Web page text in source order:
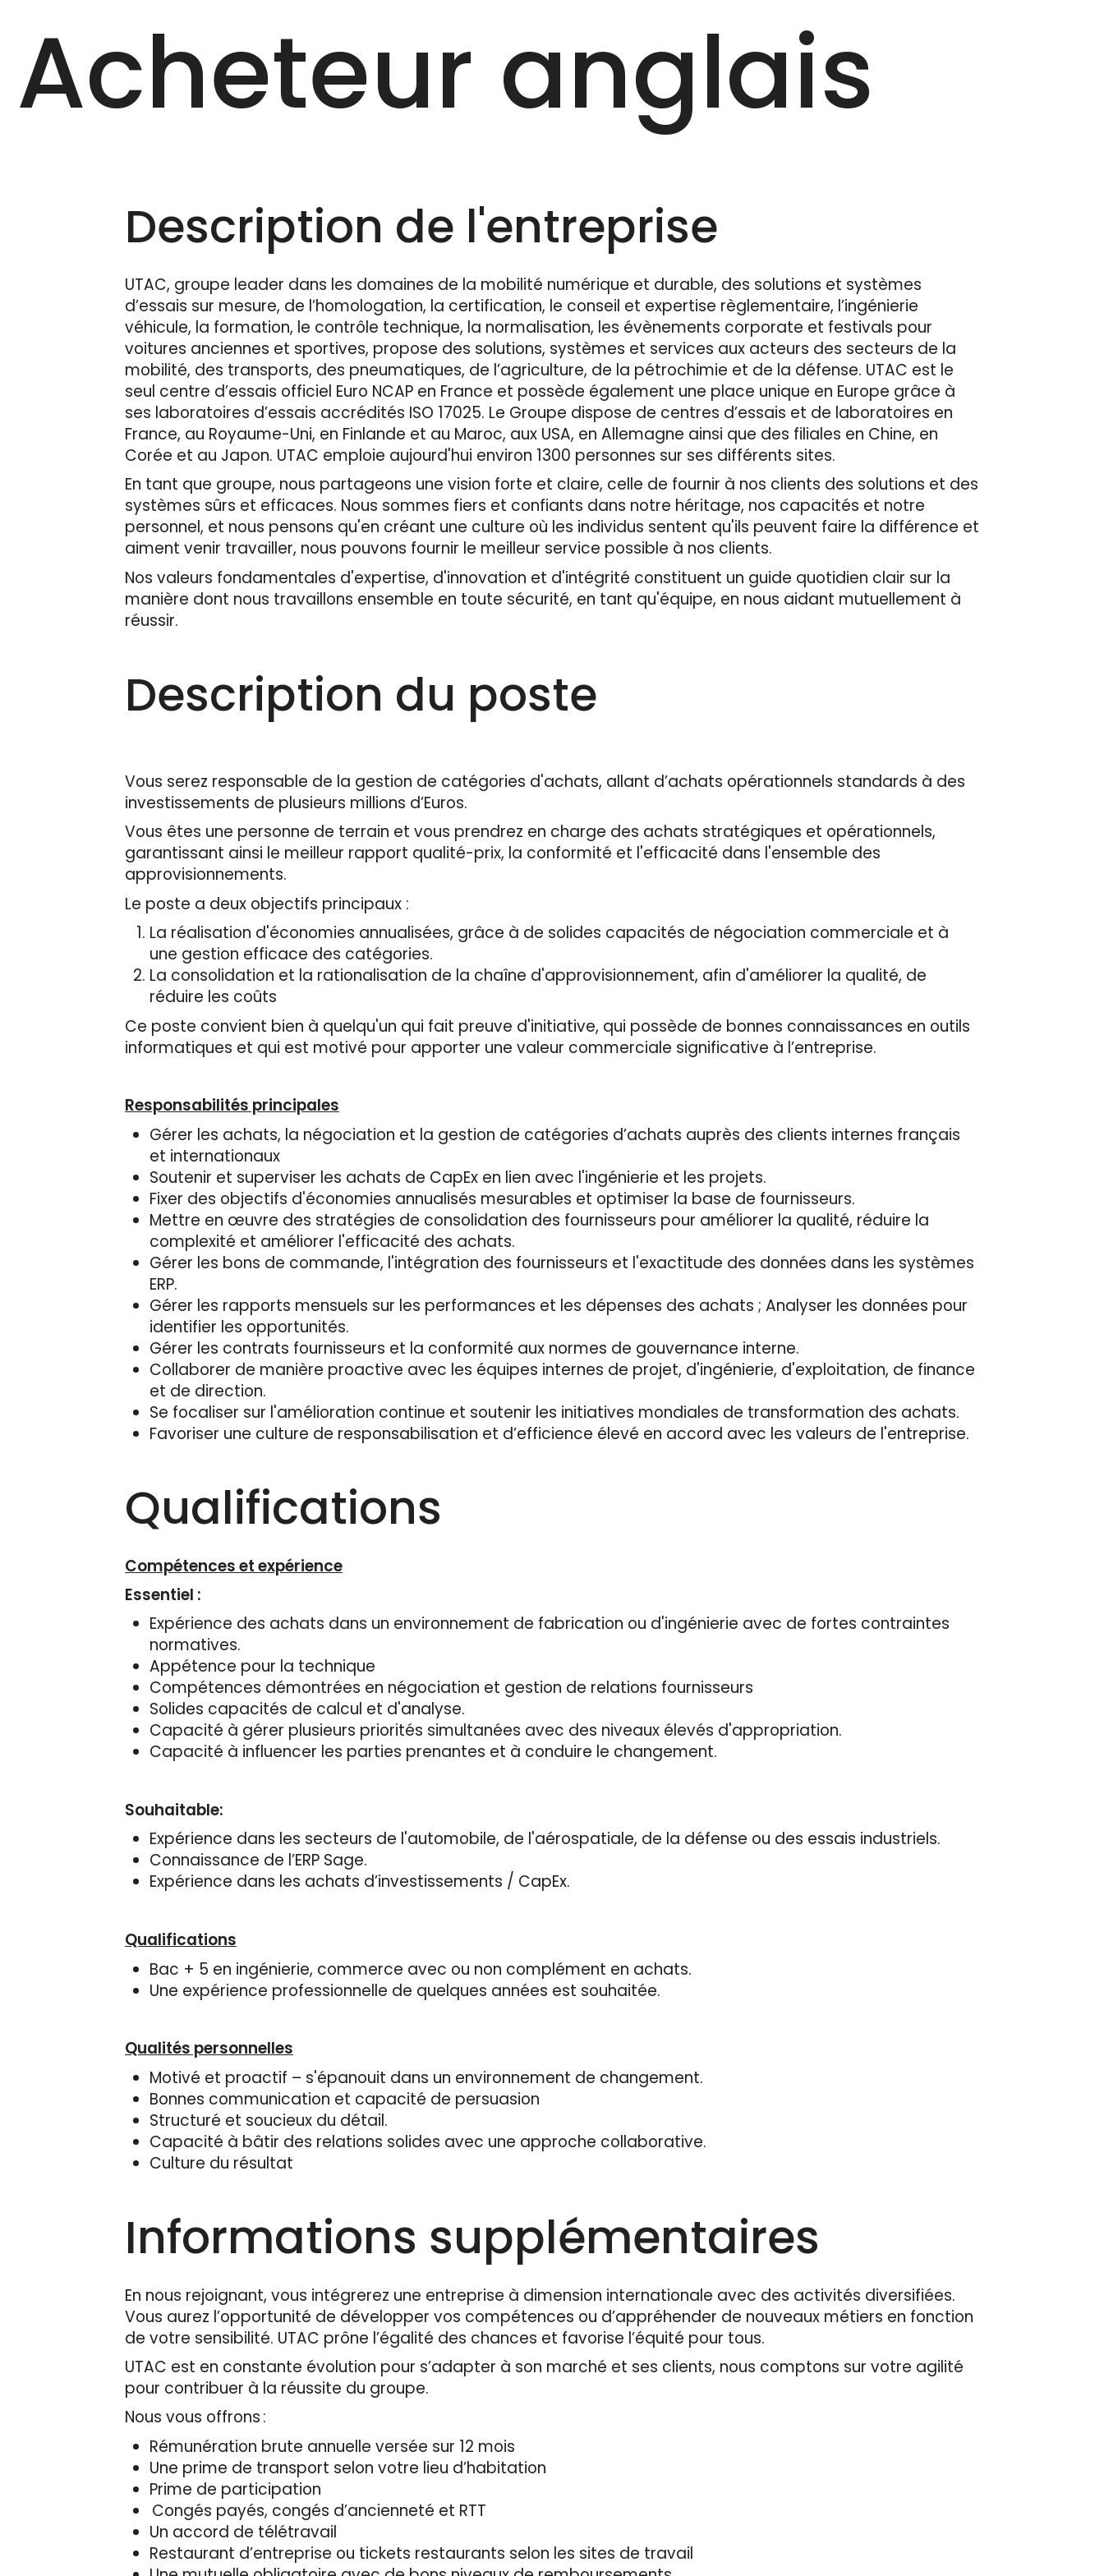
Acheteur anglais
Description de l'entreprise
UTAC, groupe leader dans les domaines de la mobilité numérique et durable, des solutions et systèmes
d’essais sur mesure, de l’homologation, la certification, le conseil et expertise règlementaire, l’ingénierie
véhicule, la formation, le contrôle technique, la normalisation, les évènements corporate et festivals pour
voitures anciennes et sportives, propose des solutions, systèmes et services aux acteurs des secteurs de la
mobilité, des transports, des pneumatiques, de l’agriculture, de la pétrochimie et de la défense. UTAC est le
seul centre d’essais officiel Euro NCAP en France et possède également une place unique en Europe grâce à
ses laboratoires d’essais accrédités ISO 17025. Le Groupe dispose de centres d’essais et de laboratoires en
France, au Royaume-Uni, en Finlande et au Maroc, aux USA, en Allemagne ainsi que des filiales en Chine, en
Corée et au Japon. UTAC emploie aujourd'hui environ 1300 personnes sur ses différents sites.
En tant que groupe, nous partageons une vision forte et claire, celle de fournir à nos clients des solutions et des
systèmes sûrs et efficaces. Nous sommes fiers et confiants dans notre héritage, nos capacités et notre
personnel, et nous pensons qu'en créant une culture où les individus sentent qu'ils peuvent faire la différence et
aiment venir travailler, nous pouvons fournir le meilleur service possible à nos clients.
Nos valeurs fondamentales d'expertise, d'innovation et d'intégrité constituent un guide quotidien clair sur la
manière dont nous travaillons ensemble en toute sécurité, en tant qu'équipe, en nous aidant mutuellement à
réussir.
Description du poste
Vous serez responsable de la gestion de catégories d'achats, allant d’achats opérationnels standards à des
investissements de plusieurs millions d’Euros.
Vous êtes une personne de terrain et vous prendrez en charge des achats stratégiques et opérationnels,
garantissant ainsi le meilleur rapport qualité-prix, la conformité et l'efficacité dans l'ensemble des
approvisionnements.
Le poste a deux objectifs principaux :
La réalisation d'économies annualisées, grâce à de solides capacités de négociation commerciale et à
une gestion efficace des catégories.
La consolidation et la rationalisation de la chaîne d'approvisionnement, afin d'améliorer la qualité, de
réduire les coûts
Ce poste convient bien à quelqu'un qui fait preuve d'initiative, qui possède de bonnes connaissances en outils
informatiques et qui est motivé pour apporter une valeur commerciale significative à l’entreprise.
Responsabilités principales
Gérer les achats, la négociation et la gestion de catégories d’achats auprès des clients internes français
et internationaux
Soutenir et superviser les achats de CapEx en lien avec l'ingénierie et les projets.
Fixer des objectifs d'économies annualisés mesurables et optimiser la base de fournisseurs.
Mettre en œuvre des stratégies de consolidation des fournisseurs pour améliorer la qualité, réduire la
complexité et améliorer l'efficacité des achats.
Gérer les bons de commande, l'intégration des fournisseurs et l'exactitude des données dans les systèmes
ERP.
Gérer les rapports mensuels sur les performances et les dépenses des achats ; Analyser les données pour
identifier les opportunités.
Gérer les contrats fournisseurs et la conformité aux normes de gouvernance interne.
Collaborer de manière proactive avec les équipes internes de projet, d'ingénierie, d'exploitation, de finance
et de direction.
Se focaliser sur l'amélioration continue et soutenir les initiatives mondiales de transformation des achats.
Favoriser une culture de responsabilisation et d’efficience élevé en accord avec les valeurs de l'entreprise.
Qualifications
Compétences et expérience
Essentiel :
Expérience des achats dans un environnement de fabrication ou d'ingénierie avec de fortes contraintes
normatives.
Appétence pour la technique
Compétences démontrées en négociation et gestion de relations fournisseurs
Solides capacités de calcul et d'analyse.
Capacité à gérer plusieurs priorités simultanées avec des niveaux élevés d'appropriation.
Capacité à influencer les parties prenantes et à conduire le changement.
Souhaitable:
Expérience dans les secteurs de l'automobile, de l'aérospatiale, de la défense ou des essais industriels.
Connaissance de l’ERP Sage.
Expérience dans les achats d’investissements / CapEx.
Qualifications
Bac + 5 en ingénierie, commerce avec ou non complément en achats.
Une expérience professionnelle de quelques années est souhaitée.
Qualités personnelles
Motivé et proactif – s'épanouit dans un environnement de changement.
Bonnes communication et capacité de persuasion
Structuré et soucieux du détail.
Capacité à bâtir des relations solides avec une approche collaborative.
Culture du résultat
Informations supplémentaires
En nous rejoignant, vous intégrerez une entreprise à dimension internationale avec des activités diversifiées.
Vous aurez l’opportunité de développer vos compétences ou d’appréhender de nouveaux métiers en fonction
de votre sensibilité. UTAC prône l’égalité des chances et favorise l’équité pour tous.
UTAC est en constante évolution pour s’adapter à son marché et ses clients, nous comptons sur votre agilité
pour contribuer à la réussite du groupe.
Nous vous offrons :
Rémunération brute annuelle versée sur 12 mois
Une prime de transport selon votre lieu d’habitation
Prime de participation
Congés payés, congés d’ancienneté et RTT
Un accord de télétravail
Restaurant d’entreprise ou tickets restaurants selon les sites de travail